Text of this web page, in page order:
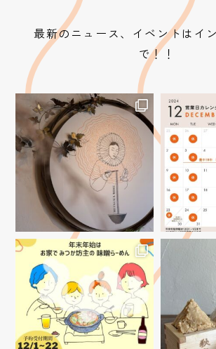
最新のニュース、イベントはイ
で！！